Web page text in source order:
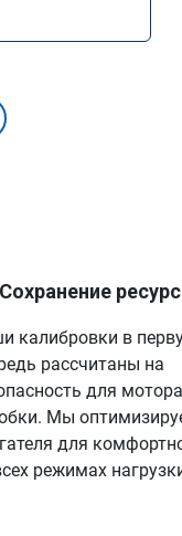
Рекомендую
Сохранение
калибровки в
рассчитаны на
для
Мы
для
режимах